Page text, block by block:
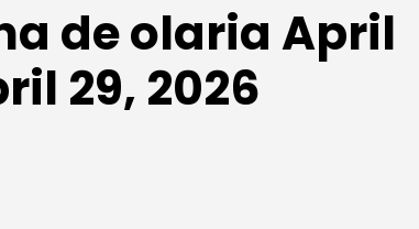
de olaria April
29, 2026